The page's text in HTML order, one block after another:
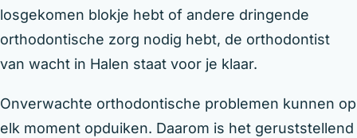
losgekomen blokje hebt of andere dringende
orthodontische zorg nodig hebt, de orthodontist
van wacht in Halen staat voor je klaar.
Onverwachte orthodontische problemen kunnen op
elk moment opduiken. Daarom is het geruststellend